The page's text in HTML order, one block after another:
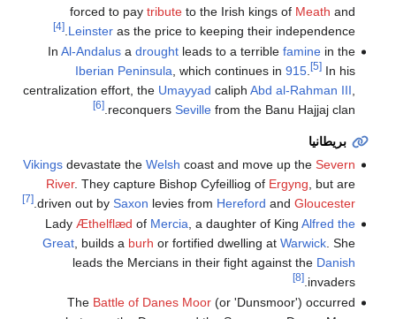
forced to pay tributeto the Irish kings of Meath and
Leinsteras the price to keeping their independence.
[4]
In Al-Andalusa droughtleads to a terrible faminein the
Iberian Peninsula , which continues in 915. [5]In his
centralization effort, the Umayyad caliph Abd al-Rahman III
reconquers Sevillefrom the Banu Hajjaj clan.
[6]
بريطانيا
Vikingsdevastate the Welsh coast and move up the Severn
River. They capture Bishop Cyfeilliog of Ergyng , but are
driven out by Saxon levies from Hereford and Gloucester
.
[7]
Lady Æthelflæd of Mercia , a daughter of King Alfred the
Great, builds a burh or fortified dwelling at Warwick. She
leads the Mercians in their fight against the Danish
invaders.
[8]
The Battle of Danes Moor(or 'Dunsmoor') occurred